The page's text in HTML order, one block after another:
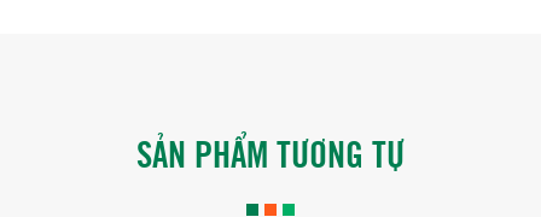
SẢN PHẨM TƯƠNG TỰ